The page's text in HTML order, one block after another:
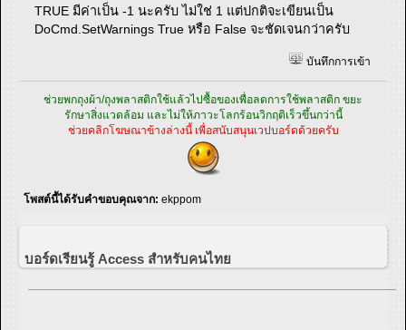
TRUE มีค่าเป็น -1 นะครับ ไม่ใช่ 1 แต่ปกติจะเขียนเป็น
DoCmd.SetWarnings True หรือ False จะชัดเจนกว่าครับ
บันทึกการเข้า
ช่วยพกถุงผ้า/ถุงพลาสติกใช้แล้วไปซื้อของเพื่อลดการใช้พลาสติก ขยะ
รักษาสิ่งแวดล้อม และไม่ให้ภาวะโลกร้อนวิกฤติเร็วขึ้นกว่านี้
ช่วยคลิกโฆษณาข้างล่างนี้ เพื่อสนับสนุนเวปบอร์ดด้วยครับ
โพสต์นี้ได้รับคำขอบคุณจาก: ekppom
บอร์ดเรียนรู้ Access สำหรับคนไทย